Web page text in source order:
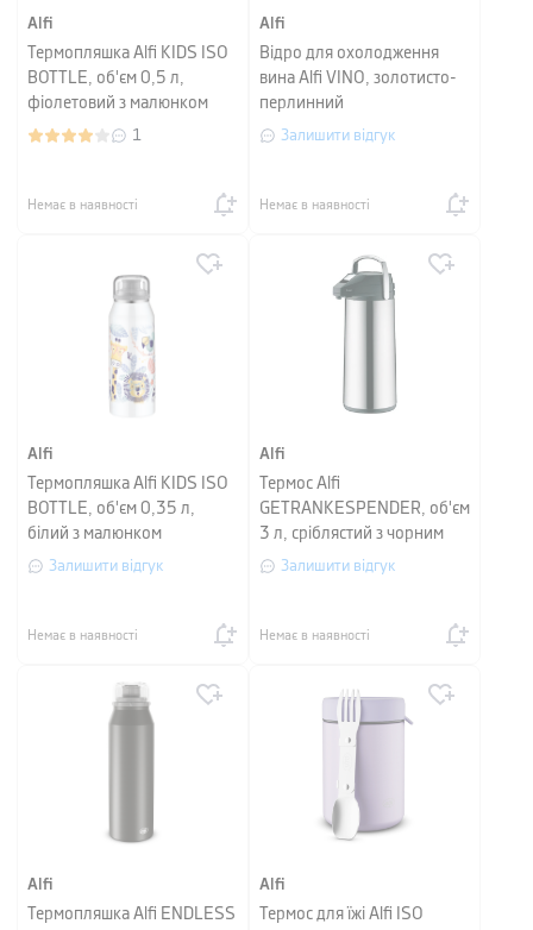
Alfi
Термопляшка Alfi KIDS ISO
BOTTLE, об'єм 0,5 л,
фіолетовий з малюнком
1
Немає в наявності
Alfi
Відро для охолодження
вина Alfi VINO, золотисто-
перлинний
Залишити відгук
Немає в наявності
Alfi
Термопляшка Alfi KIDS ISO
BOTTLE, об'єм 0,35 л,
білий з малюнком
Залишити відгук
Немає в наявності
Alfi
Термос Alfi
GETRANKESPENDER, об'єм
3 л, сріблястий з чорним
Залишити відгук
Немає в наявності
Alfi
Термопляшка Alfi ENDLESS
Alfi
Термос для їжі Alfi ISO